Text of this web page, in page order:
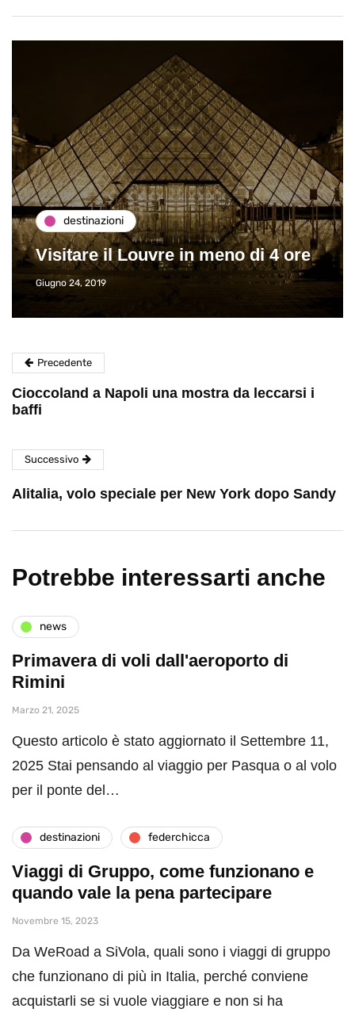
destinazioni
Visitare il Louvre in meno di 4 ore
Giugno 24, 2019
Precedente
Cioccoland a Napoli una mostra da leccarsi i
baffi
Successivo
Alitalia, volo speciale per New York dopo Sandy
Potrebbe interessarti anche
news
Primavera di voli dall'aeroporto di
Rimini
Marzo 21, 2025
Questo articolo è stato aggiornato il Settembre 11,
2025 Stai pensando al viaggio per Pasqua o al volo
per il ponte del…
destinazioni federchicca
Viaggi di Gruppo, come funzionano e
quando vale la pena partecipare
Novembre 15, 2023
Da WeRoad a SiVola, quali sono i viaggi di gruppo
che funzionano di più in Italia, perché conviene
acquistarli se si vuole viaggiare e non si ha